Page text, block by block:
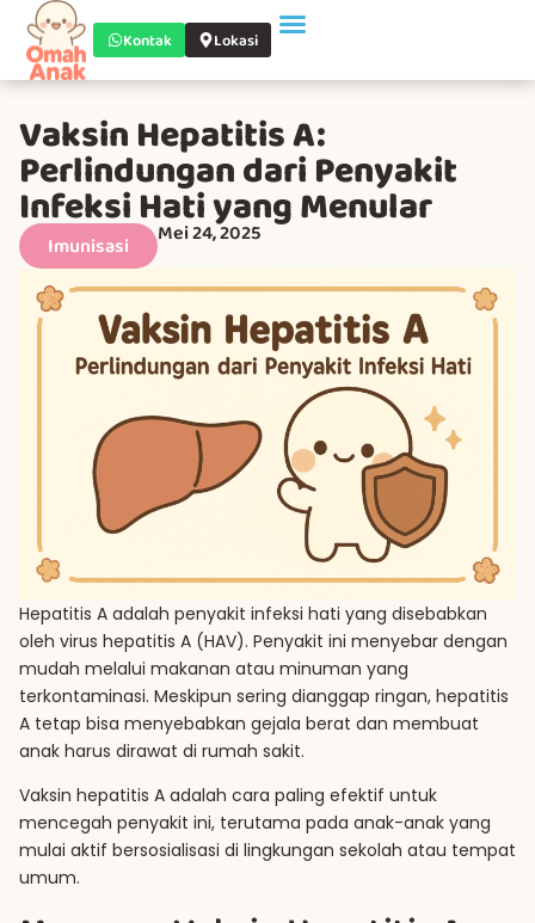
Kontak Lokasi
Vaksin Hepatitis A:
Perlindungan dari Penyakit
Infeksi Hati yang Menular
Imunisasi Mei 24, 2025
Hepatitis A adalah penyakit infeksi hati yang disebabkan
oleh virus hepatitis A (HAV). Penyakit ini menyebar dengan
mudah melalui makanan atau minuman yang
terkontaminasi. Meskipun sering dianggap ringan, hepatitis
A tetap bisa menyebabkan gejala berat dan membuat
anak harus dirawat di rumah sakit.
Vaksin hepatitis A adalah cara paling efektif untuk
mencegah penyakit ini, terutama pada anak-anak yang
mulai aktif bersosialisasi di lingkungan sekolah atau tempat
umum.